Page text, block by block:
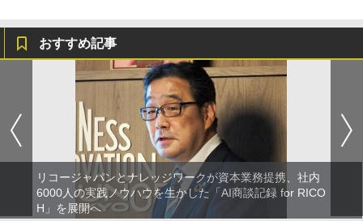
おすすめ記事
リコージャパンとナレッジワークが資本業務提携、社内
6000人の実践ノウハウを生かした「AI商談記録 for RICO
H」を展開へ